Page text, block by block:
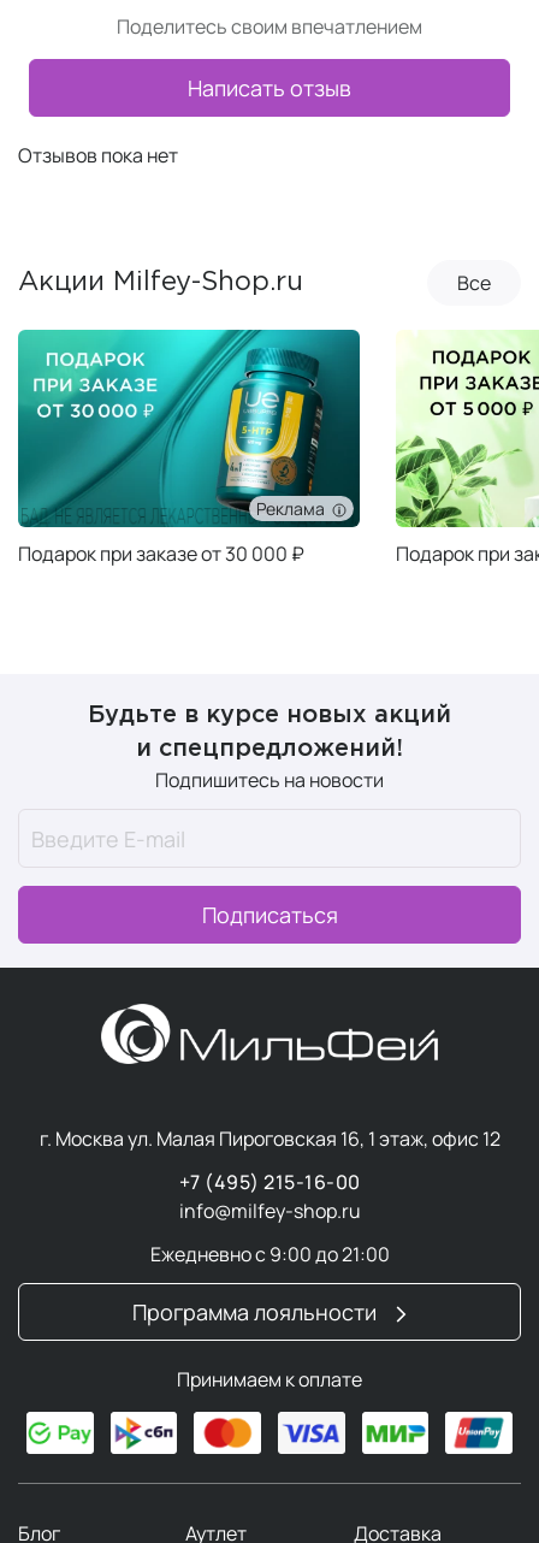
Поделитесь своим впечатлением
Написать отзыв
Отзывов пока нет
Акции Milfey-Shop.ru Все
Реклама
Подарок при заказе от 30 000 ₽ Подарок при
Будьте в курсе новых акций
и спецпредложений!
Подпишитесь на новости
Подписаться
г. Москва ул. Малая Пироговская 16, 1 этаж, офис 12
+7 (495) 215-16-00
info@milfey-shop.ru
Ежедневно с 9:00 до 21:00
Программа лояльности
Принимаем к оплате
Блог Аутлет Доставка